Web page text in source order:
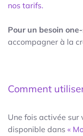
nos tarifs.
Pour un besoin
accompagner à la
Comment
Une fois activée
disponible dans «